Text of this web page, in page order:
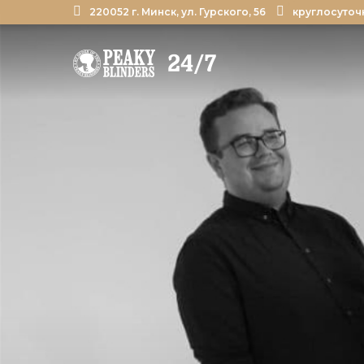
220052 г. Минск, ул. Гурского, 56